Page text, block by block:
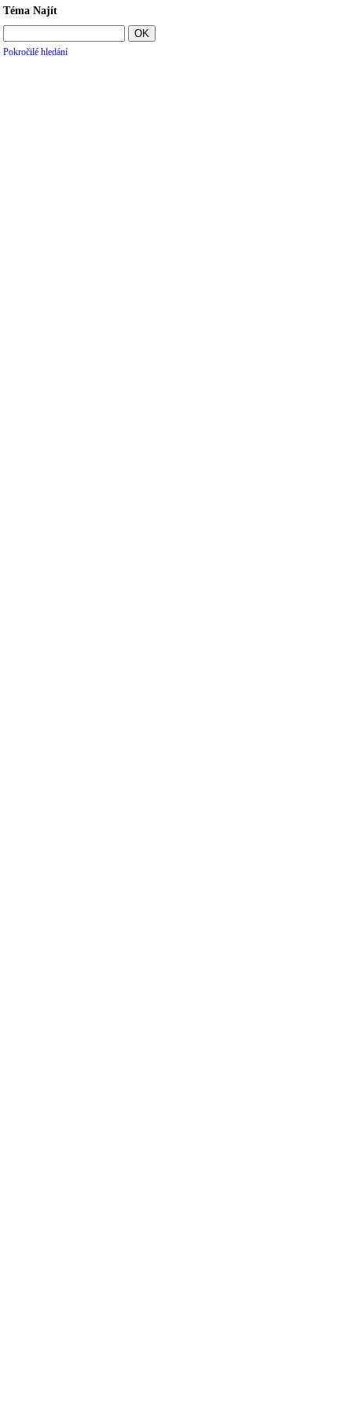
Téma Najít
Pokročilé hledání